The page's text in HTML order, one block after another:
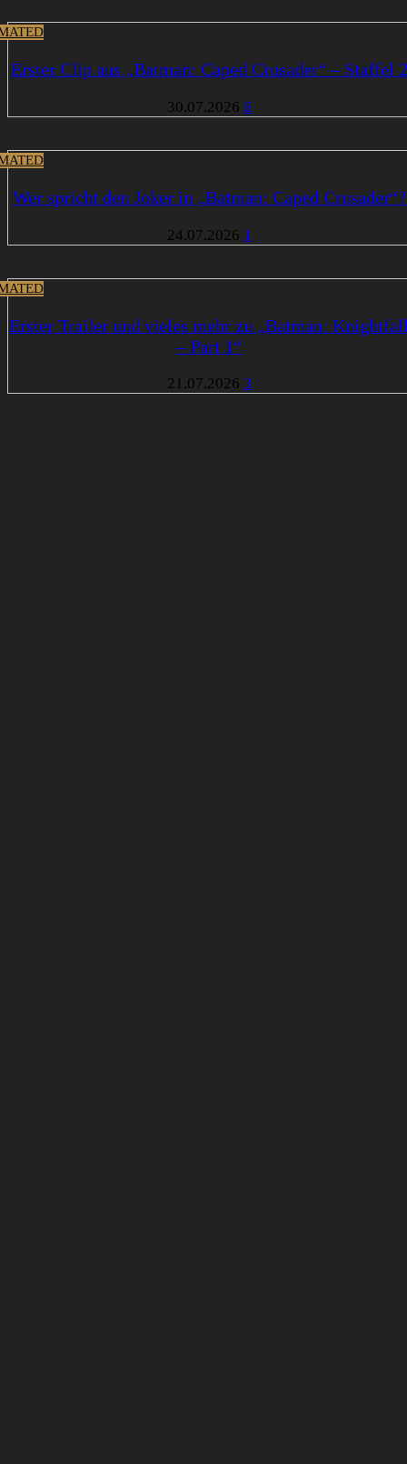
Erster Clip aus „Batman: Caped Crusader“ – Staffel 2
30.07.2026 6
Wer spricht den Joker in „Batman: Caped Crusader“?
24.07.2026 1
Erster Trailer und vieles mehr zu „Batman:
– Part 1“
21.07.2026 3